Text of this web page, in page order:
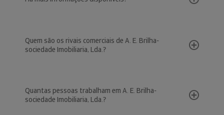
Quem são os rivais comerciais de A. E. Brilha-
sociedade Imobiliaria, Lda.?
Quantas pessoas trabalham em A. E. Brilha-
sociedade Imobiliaria, Lda.?